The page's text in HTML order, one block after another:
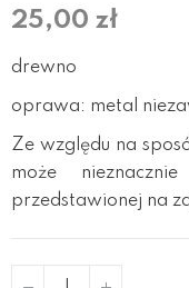
25,00 zł
drewno
oprawa: metal
Ze względu na
może
przedstawionej na